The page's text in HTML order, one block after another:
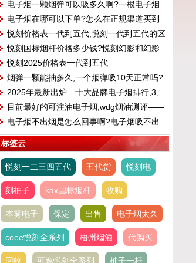
电子烟一颗烟弹可以吸多久啊?一根电子烟
能抽多长时间
电子烟在哪可以下单?怎么在正规渠道买到
合格的电子烟
悦刻价格表一代到五代,悦刻一代到五代的区
别
悦刻国标烟杆价格多少钱?悦刻幻影和幻影
pro区别
悦刻2025价格表一代到五代
烟弹一颗能抽多久,一个烟弹吸10天正常吗?
2025年最新出炉—十大品牌电子烟排行,3、
火器AMMO
目前最好的可注油电子烟,wdg烟油测评——
樱花可乐味
电子烟不出烟是怎么回事啊?电子烟吸不出
来烟雾怎么办
标签云
悦刻一二三四五代 五代货 悦刻电
刻柚子 kax国标烟杆 收购
本雾电子 保定 出售 电子烟太久
coee悦刻全系列 梧州烟酒 代购买
回收 可逸悦刻全系列 柚子一杆